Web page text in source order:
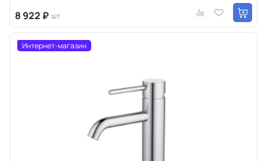
8 922 ₽ шт
Интернет-магазин